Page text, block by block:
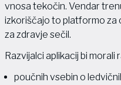
vnosa tekočin. Vendar
izkoriščajo to platformo za
za zdravje sečil.
Razvijalci aplikacij bi morali
poučnih vsebin o